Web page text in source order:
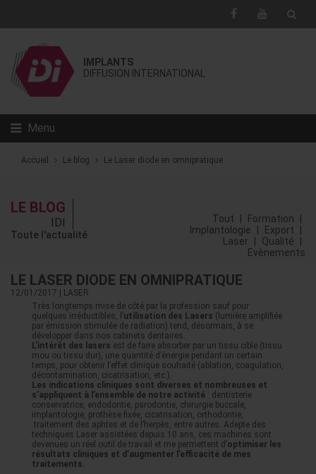
IMPLANTS
DIFFUSION INTERNATIONAL
Menu
Accueil Le blog Le Laser diode en omnipratique
LE BLOG
IDI
Toute l'actualité
Tout Formation
Implantologie
Export
Laser
Qualité
Evènements
LE LASER DIODE EN OMNIPRATIQUE
12/01/2017
LASER
Très longtemps mise de côté par la profession sauf pour
quelques irréductibles, l’utilisation des Lasers (lumière amplifiée
par émission stimulée de radiation) tend, désormais, à se
développer dans nos cabinets dentaires.
L’intérêt des lasers est de faire absorber par un tissu cible (tissu
mou ou tissu dur), une quantité d’énergie pendant un certain
temps, pour obtenir l’effet clinique souhaité (ablation, coagulation,
décontamination, cicatrisation, etc.).
Les indications cliniques sont diverses et nombreuses et
s’appliquent à l’ensemble de notre activité : dentisterie
conservatrice, endodontie, parodontie, chirurgie buccale,
implantologie, prothèse fixée, cicatrisation, orthodontie,
traitement des aphtes et de l’herpès, entre autres. Adepte des
techniques Laser assistées depuis 10 ans, ces machines sont
devenues un réel outil de travail et me permettent d’optimiser les
résultats cliniques et d’augmenter l’efficacité de mes
traitements.